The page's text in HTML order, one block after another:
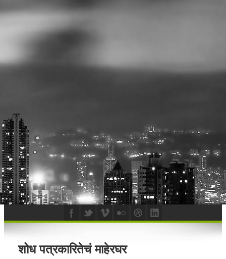
शोध पत्रकारितेचं माहेरघर